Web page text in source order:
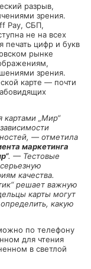
разрыв,
зрения.
Pay, СБП,
не на всех
печать цифр и букв
рынке
зрения.
карте — почти
картами „Мир“
— отметила
маркетинга
. — Тестовые
качества.
решает важную
карты могут
какую
по телефону
для чтения
в светлой